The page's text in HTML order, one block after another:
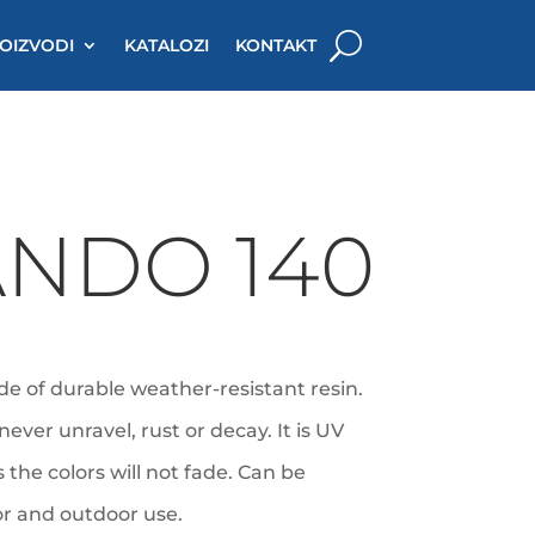
KATALOZI KONTAKT
140
of durable weather-resistant resin.
unravel, rust or decay. It is UV
colors will not fade. Can be
and outdoor use.